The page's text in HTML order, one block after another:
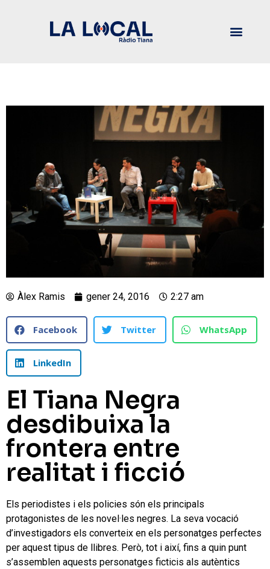
Àlex Ramis gener 24, 2016 2:27 am
Facebook Twitter WhatsApp
LinkedIn
El Tiana Negra
desdibuixa la
frontera entre
realitat i ficció
Els periodistes i els policies són els principals
protagonistes de les novel·les negres. La seva vocació
d’investigadors els converteix en els personatges perfectes
per aquest tipus de llibres. Però, tot i així, fins a quin punt
s’assemblen aquests personatges ficticis als autèntics